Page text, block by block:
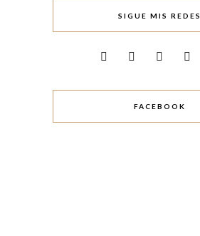
SIGUE MIS REDES
FACEBOOK